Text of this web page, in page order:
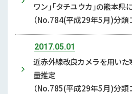
ワン」「タチユウカ」の熊本
（No.784(平成29年5月)分類
2017.05.01
近赤外線改良カメラを用い
量推定
（No.785(平成29年5月)分類